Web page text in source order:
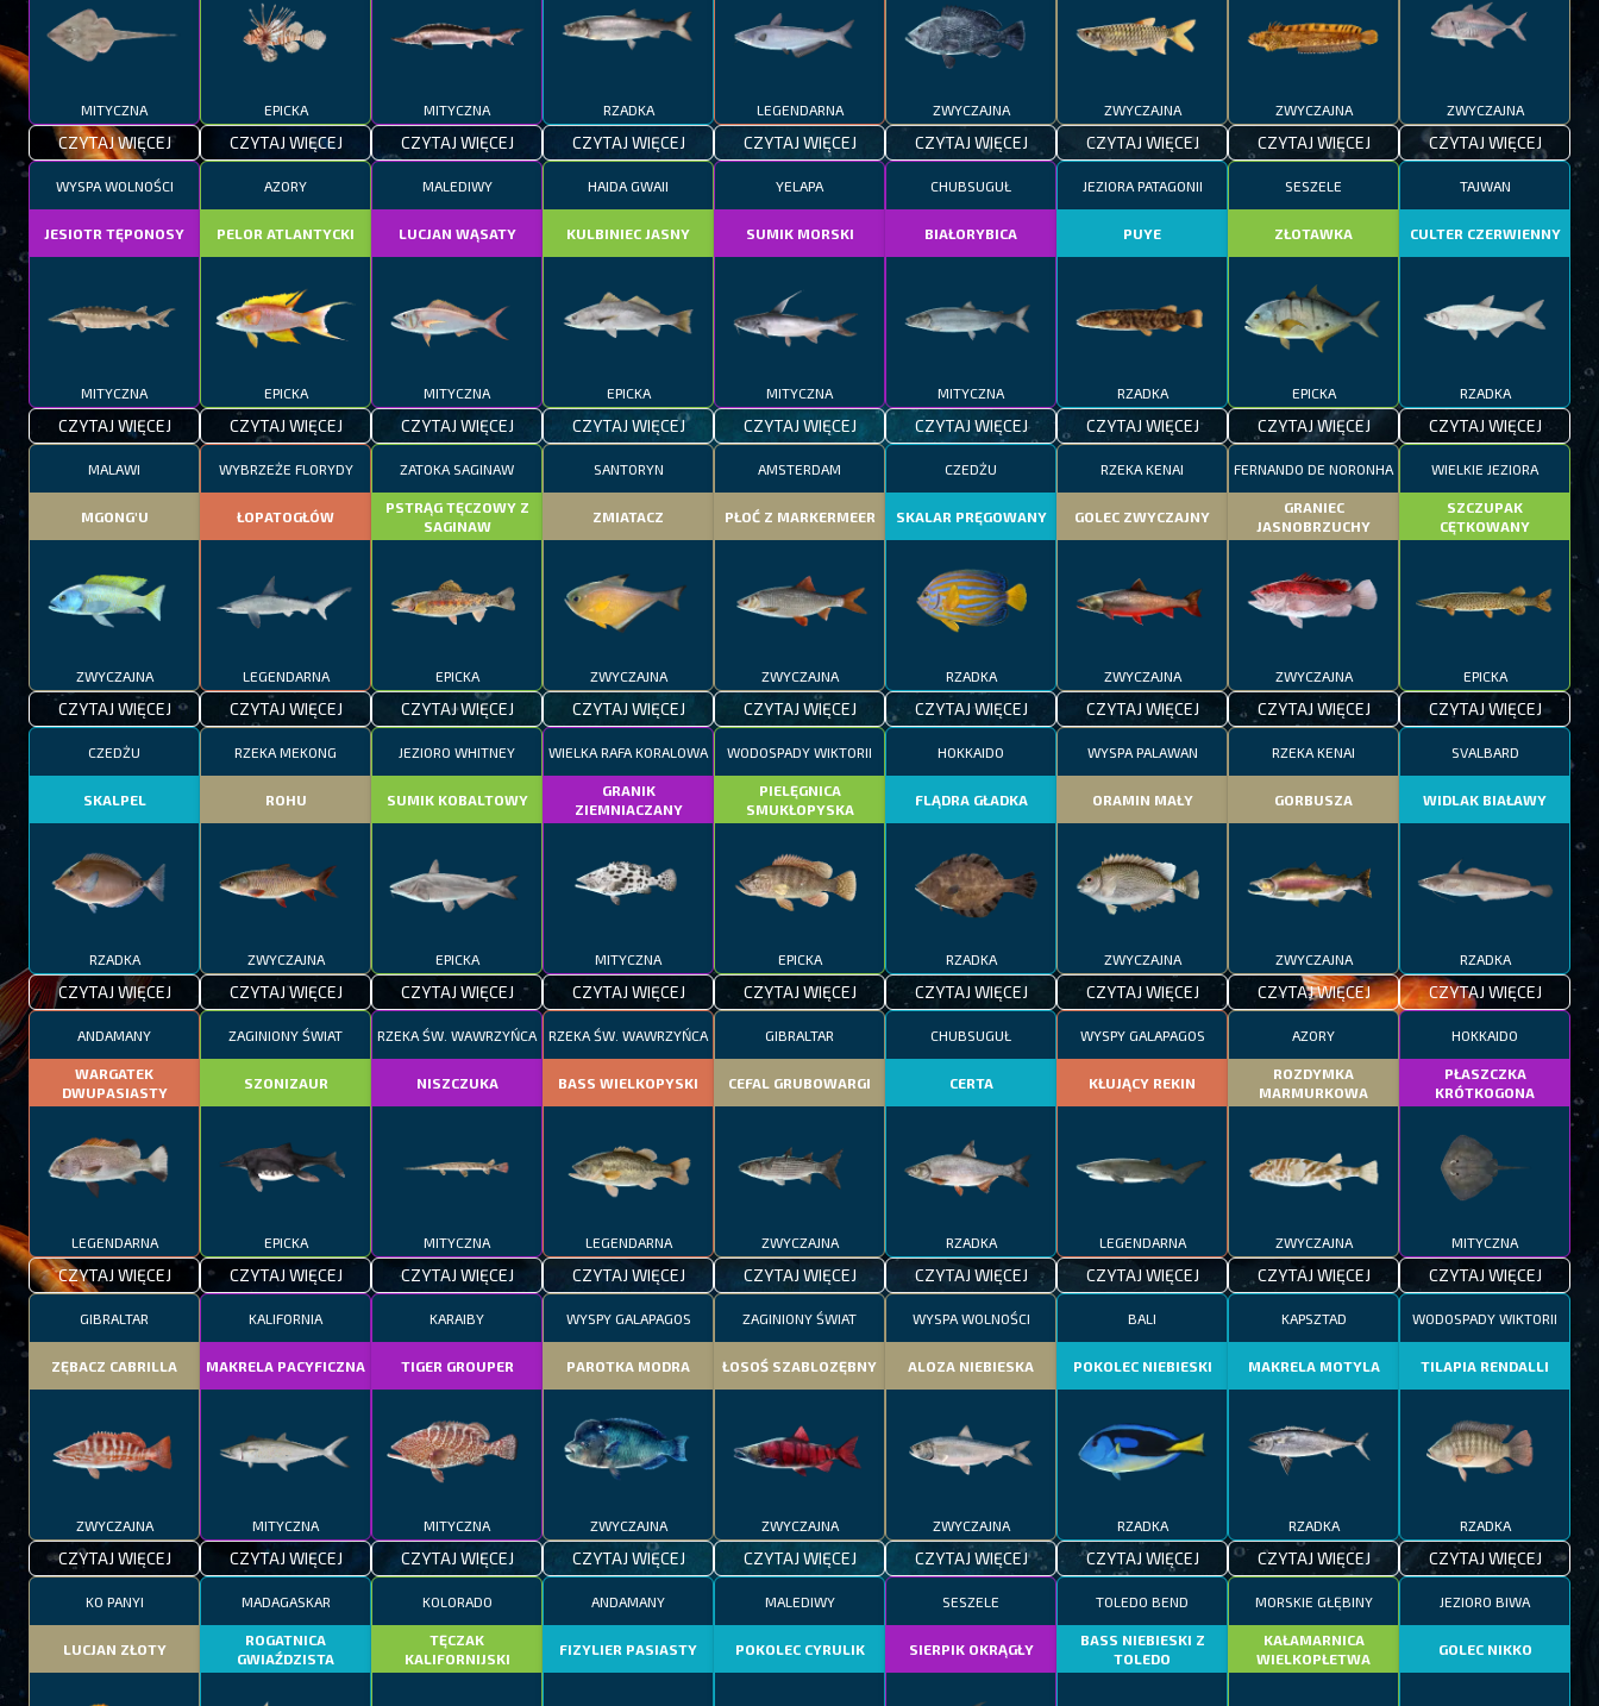
MITYCZNA
CZYTAJ WIĘCEJ
EPICKA
CZYTAJ WIĘCEJ
MITYCZNA
CZYTAJ WIĘCEJ
RZADKA
CZYTAJ WIĘCEJ
LEGENDARNA
CZYTAJ WIĘCEJ
ZWYCZAJNA
CZYTAJ WIĘCEJ
ZWYCZAJNA
CZYTAJ WIĘCEJ
ZWYCZAJNA
CZYTAJ WIĘCEJ
ZWYCZAJNA
CZYTAJ WIĘCEJ
WYSPA WOLNOŚCI
JESIOTR TĘPONOSY
MITYCZNA
CZYTAJ WIĘCEJ
AZORY
PELOR ATLANTYCKI
EPICKA
CZYTAJ WIĘCEJ
MALEDIWY
LUCJAN WĄSATY
MITYCZNA
CZYTAJ WIĘCEJ
HAIDA GWAII
KULBINIEC JASNY
EPICKA
CZYTAJ WIĘCEJ
YELAPA
SUMIK MORSKI
MITYCZNA
CZYTAJ WIĘCEJ
CHUBSUGUŁ
BIAŁORYBICA
MITYCZNA
CZYTAJ WIĘCEJ
JEZIORA PATAGONII
PUYE
RZADKA
CZYTAJ WIĘCEJ
SESZELE
ZŁOTAWKA
EPICKA
CZYTAJ WIĘCEJ
TAJWAN
CULTER CZERWIENNY
RZADKA
CZYTAJ WIĘCEJ
MALAWI
MGONG'U
ZWYCZAJNA
CZYTAJ WIĘCEJ
WYBRZEŻE FLORYDY
ŁOPATOGŁÓW
LEGENDARNA
CZYTAJ WIĘCEJ
ZATOKA SAGINAW
PSTRĄG TĘCZOWY Z
SAGINAW
EPICKA
CZYTAJ WIĘCEJ
SANTORYN
ZMIATACZ
ZWYCZAJNA
CZYTAJ WIĘCEJ
AMSTERDAM
PŁOĆ Z MARKERMEER
ZWYCZAJNA
CZYTAJ WIĘCEJ
CZEDŻU
SKALAR PRĘGOWANY
RZADKA
CZYTAJ WIĘCEJ
RZEKA KENAI
GOLEC ZWYCZAJNY
ZWYCZAJNA
CZYTAJ WIĘCEJ
FERNANDO DE NORONHA
GRANIEC
JASNOBRZUCHY
ZWYCZAJNA
CZYTAJ WIĘCEJ
WIELKIE JEZIORA
SZCZUPAK
CĘTKOWANY
EPICKA
CZYTAJ WIĘCEJ
CZEDŻU
SKALPEL
RZADKA
CZYTAJ WIĘCEJ
RZEKA MEKONG
ROHU
ZWYCZAJNA
CZYTAJ WIĘCEJ
JEZIORO WHITNEY
SUMIK KOBALTOWY
EPICKA
CZYTAJ WIĘCEJ
WIELKA RAFA KORALOWA
GRANIK
ZIEMNIACZANY
MITYCZNA
CZYTAJ WIĘCEJ
WODOSPADY WIKTORII
PIELĘGNICA
SMUKŁOPYSKA
EPICKA
CZYTAJ WIĘCEJ
HOKKAIDO
FLĄDRA GŁADKA
RZADKA
CZYTAJ WIĘCEJ
WYSPA PALAWAN
ORAMIN MAŁY
ZWYCZAJNA
CZYTAJ WIĘCEJ
RZEKA KENAI
GORBUSZA
ZWYCZAJNA
CZYTAJ WIĘCEJ
SVALBARD
WIDLAK BIAŁAWY
RZADKA
CZYTAJ WIĘCEJ
ANDAMANY
WARGATEK
DWUPASIASTY
LEGENDARNA
CZYTAJ WIĘCEJ
ZAGINIONY ŚWIAT
SZONIZAUR
EPICKA
CZYTAJ WIĘCEJ
RZEKA ŚW. WAWRZYŃCA
NISZCZUKA
MITYCZNA
CZYTAJ WIĘCEJ
RZEKA ŚW. WAWRZYŃCA
BASS WIELKOPYSKI
LEGENDARNA
CZYTAJ WIĘCEJ
GIBRALTAR
CEFAL GRUBOWARGI
ZWYCZAJNA
CZYTAJ WIĘCEJ
CHUBSUGUŁ
CERTA
RZADKA
CZYTAJ WIĘCEJ
WYSPY GALAPAGOS
KŁUJĄCY REKIN
LEGENDARNA
CZYTAJ WIĘCEJ
AZORY
ROZDYMKA
MARMURKOWA
ZWYCZAJNA
CZYTAJ WIĘCEJ
HOKKAIDO
PŁASZCZKA
KRÓTKOGONA
MITYCZNA
CZYTAJ WIĘCEJ
GIBRALTAR
ZĘBACZ CABRILLA
ZWYCZAJNA
CZYTAJ WIĘCEJ
KALIFORNIA
MAKRELA PACYFICZNA
MITYCZNA
CZYTAJ WIĘCEJ
KARAIBY
TIGER GROUPER
MITYCZNA
CZYTAJ WIĘCEJ
WYSPY GALAPAGOS
PAROTKA MODRA
ZWYCZAJNA
CZYTAJ WIĘCEJ
ZAGINIONY ŚWIAT
ŁOSOŚ SZABLOZĘBNY
ZWYCZAJNA
CZYTAJ WIĘCEJ
WYSPA WOLNOŚCI
ALOZA NIEBIESKA
ZWYCZAJNA
CZYTAJ WIĘCEJ
BALI
POKOLEC NIEBIESKI
RZADKA
CZYTAJ WIĘCEJ
KAPSZTAD
MAKRELA MOTYLA
RZADKA
CZYTAJ WIĘCEJ
WODOSPADY WIKTORII
TILAPIA RENDALLI
RZADKA
CZYTAJ WIĘCEJ
KO PANYI
LUCJAN ZŁOTY
MADAGASKAR
ROGATNICA
GWIAŹDZISTA
KOLORADO
TĘCZAK
KALIFORNIJSKI
ANDAMANY
FIZYLIER PASIASTY
MALEDIWY
POKOLEC CYRULIK
SESZELE
SIERPIK OKRĄGŁY
TOLEDO BEND
BASS NIEBIESKI Z
TOLEDO
MORSKIE GŁĘBINY
KAŁAMARNICA
WIELKOPŁETWA
JEZIORO BIWA
GOLEC NIKKO